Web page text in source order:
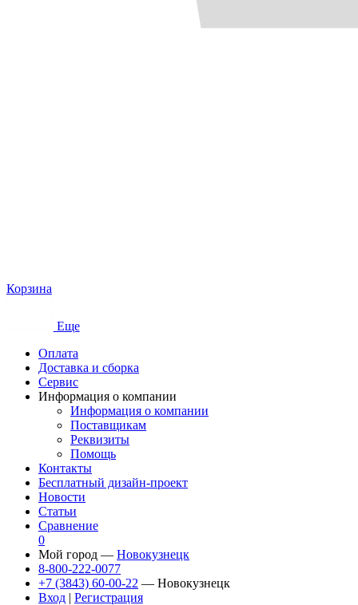
Корзина
Еще
Оплата
Доставка и сборка
Сервис
Информация о компании
Информация о компании
Поставщикам
Реквизиты
Помощь
Контакты
Бесплатный дизайн-проект
Новости
Статьи
Сравнение
0
Мой город — Новокузнецк
8-800-222-0077
+7 (3843) 60-00-22 — Новокузнецк
Вход | Регистрация